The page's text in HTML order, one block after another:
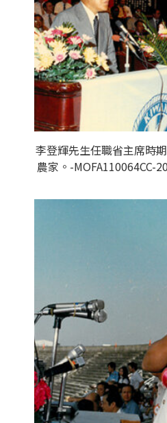
李登輝先生任職省主席時
農家。-MOFA110064CC-